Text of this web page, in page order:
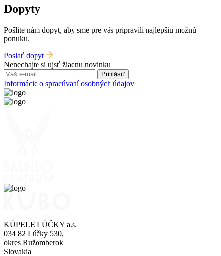
Dopyty
Pošlite nám dopyt, aby sme pre vás pripravili najlepšiu možnú
ponuku.
Poslať dopyt
Nenechajte si ujsť žiadnu novinku
Prihlásiť
Informácie o spracúvaní osobných údajov
KÚPELE LÚČKY a.s.
034 82 Lúčky 530,
okres Ružomberok
Slovakia